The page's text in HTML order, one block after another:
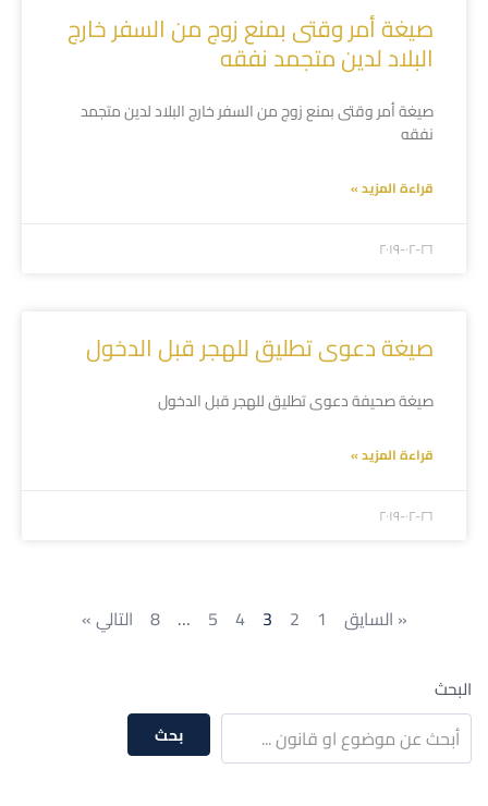
صيغة أمر وقتى بمنع زوج من السفر خارج
البلاد لدين متجمد نفقه
صيغة أمر وقتى بمنع زوج من السفر خارج البلاد لدين متجمد
نفقه
قراءة المزيد »
۲۰۱۹-۰۲-۲٦
صيغة دعوى تطليق للهجر قبل الدخول
صيغة صحيفة دعوى تطليق للهجر قبل الدخول
قراءة المزيد »
۲۰۱۹-۰۲-۲٦
« السايق 1
2
3
4
5
…
8 التالي »
البحث
بحث